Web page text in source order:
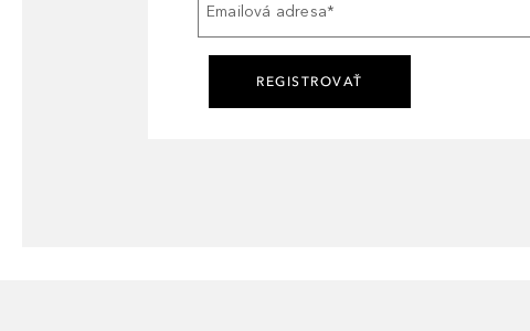
Emailová adresa*
REGISTROVAŤ